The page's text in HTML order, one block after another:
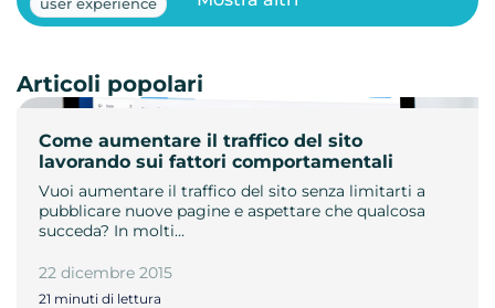
Come aumentare il traffico del sito
lavorando sui fattori comportamentali
Vuoi aumentare il traffico del sito senza limitarti a
pubblicare nuove pagine e aspettare che qualcosa
succeda? In molti…
22 dicembre 2015
21 minuti di lettura
Articoli popolari